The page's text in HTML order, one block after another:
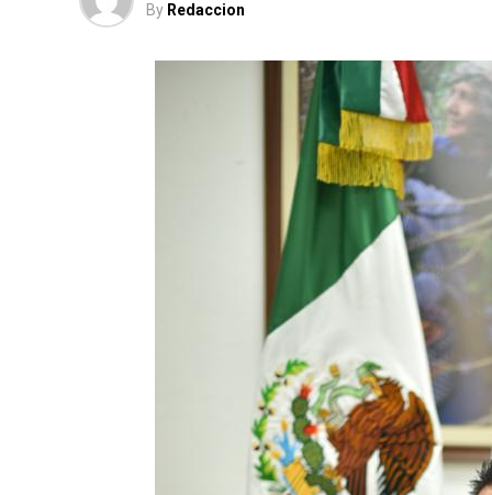
By Redaccion